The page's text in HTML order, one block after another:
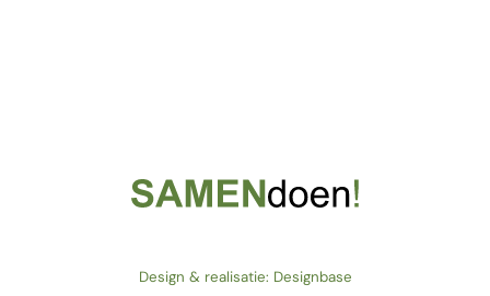
Design & realisatie: Designbase